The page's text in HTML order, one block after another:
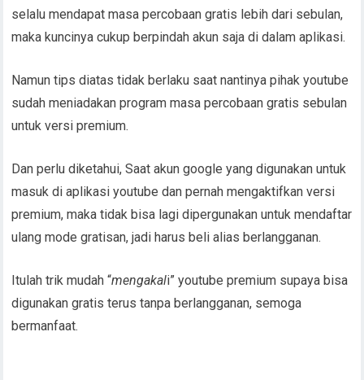
selalu mendapat masa percobaan gratis lebih dari sebulan,
maka kuncinya cukup berpindah akun saja di dalam aplikasi.
Namun tips diatas tidak berlaku saat nantinya pihak youtube
sudah meniadakan program masa percobaan gratis sebulan
untuk versi premium.
Dan perlu diketahui, Saat akun google yang digunakan untuk
masuk di aplikasi youtube dan pernah mengaktifkan versi
premium, maka tidak bisa lagi dipergunakan untuk mendaftar
ulang mode gratisan, jadi harus beli alias berlangganan.
Itulah trik mudah “mengakali” youtube premium supaya bisa
digunakan gratis terus tanpa berlangganan, semoga
bermanfaat.